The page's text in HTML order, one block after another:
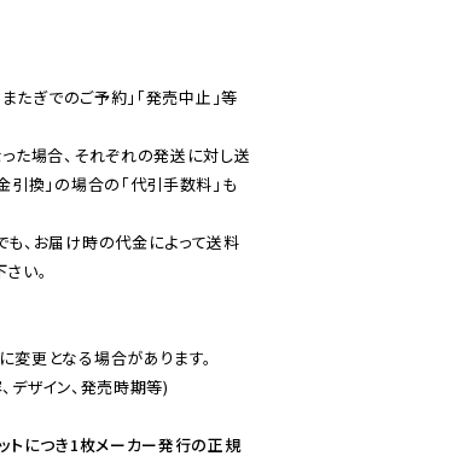
たぎでのご予約」「発売中止」等
た場合、それぞれの発送に対し送
引換」の場合の「代引手数料」も
、お届け時の代金によって送料
い。
更となる場合があります。
ザイン、発売時期等)
トにつき1枚メーカー発行の正規